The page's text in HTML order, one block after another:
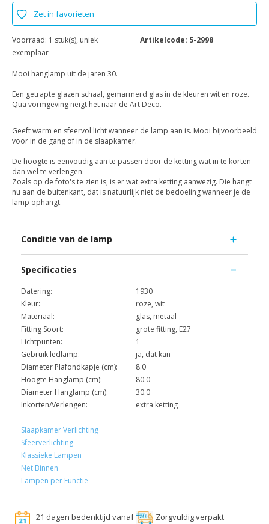
Zet in favorieten
Voorraad: 1 stuk(s), uniek
exemplaar
Artikelcode: 5-2998
Mooi hanglamp uit de jaren 30.
Een getrapte glazen schaal, gemarmerd glas in de kleuren wit en roze.
Qua vormgeving neigt het naar de Art Deco.
Geeft warm en sfeervol licht wanneer de lamp aan is. Mooi bijvoorbeeld
voor in de gang of in de slaapkamer.
De hoogte is eenvoudig aan te passen door de ketting wat in te korten
dan wel te verlengen.
Zoals op de foto's te zien is, is er wat extra ketting aanwezig. Die hangt
nu aan de buitenkant, dat is natuurlijk niet de bedoeling wanneer je de
lamp ophangt.
Conditie van de lamp
Specificaties
Datering:
1930
Kleur:
roze, wit
Materiaal:
glas, metaal
Fitting Soort:
grote fitting, E27
Lichtpunten:
1
Gebruik ledlamp:
ja, dat kan
Diameter Plafondkapje (cm):
8.0
Hoogte Hanglamp (cm):
80.0
Diameter Hanglamp (cm):
30.0
Inkorten/Verlengen:
extra ketting
Slaapkamer Verlichting
Sfeerverlichting
Klassieke Lampen
Net Binnen
Lampen per Functie
21 dagen bedenktijd vanaf
Zorgvuldig verpakt